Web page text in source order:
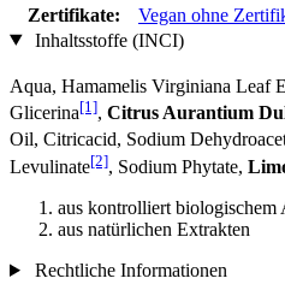
Zertifikate:
Vegan ohne
Inhaltsstoffe (INCI)
Aqua, Hamamelis Virginiana Leaf
Glicerina[1], Citrus Aurantium
Oil, Citricacid, Sodium
Levulinate[2], Sodium Phytate,
aus kontrolliert biologischem
aus natürlichen Extrakten
Rechtliche Informationen